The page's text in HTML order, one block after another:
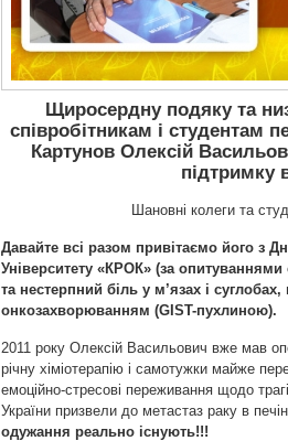
Щиросердну подяку та
співробітникам і
Картунов Олексій
підтримку
Шановні колеги та
Давайте всі разом привітаємо його з
Університету «КРОК» (за
та нестерпний біль у м’язах і
онкозахворюванням (GIST-пухлиною).
2011 року Олексій Васильович вже мав
річну хіміотерапію і самотужки майже
емоційно-стресові переживання щодо
України призвели до метастаз раку в
одужання реально існують!!!